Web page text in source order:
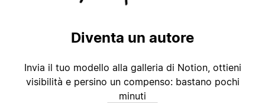
Diventa un autore
Invia il tuo modello alla galleria di Notion, ottieni
visibilità e persino un compenso: bastano pochi
minuti